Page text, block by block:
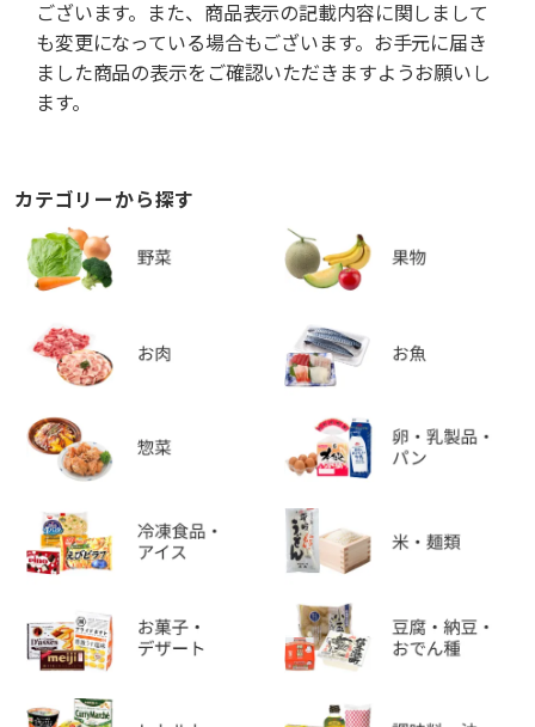
ございます。また、商品表示の記載内容に関しまして
も変更になっている場合もございます。お手元に届き
ました商品の表示をご確認いただきますようお願いし
ます。
カテゴリーから探す